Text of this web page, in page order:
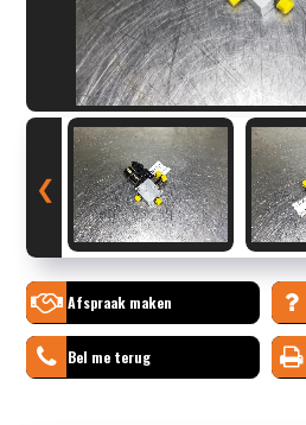
❮
Afspraak maken
Bel me terug